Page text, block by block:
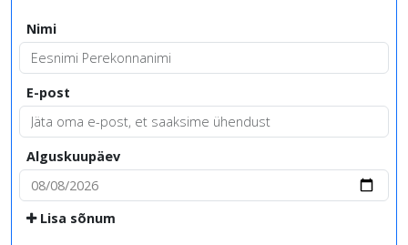
Nimi
E-post
Alguskuupäev
Lisa sõnum